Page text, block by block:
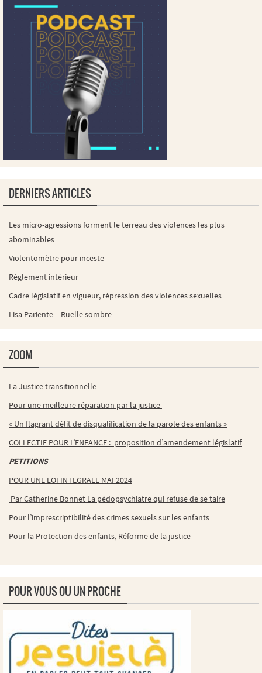
DERNIERS ARTICLES
Les micro-agressions forment le terreau des violences les plus
abominables
Violentomètre pour inceste
Règlement intérieur
Cadre législatif en vigueur, répression des violences sexuelles
Lisa Pariente – Ruelle sombre –
ZOOM
La Justice transitionnelle
Pour une meilleure réparation par la justice
« Un flagrant délit de disqualification de la parole des enfants »
COLLECTIF POUR L’ENFANCE : proposition d’amendement législatif
PETITIONS
POUR UNE LOI INTEGRALE MAI 2024
Par Catherine Bonnet La pédopsychiatre qui refuse de se taire
Pour l’imprescriptibilité des crimes sexuels sur les enfants
Pour la Protection des enfants, Réforme de la justice
POUR VOUS OU UN PROCHE